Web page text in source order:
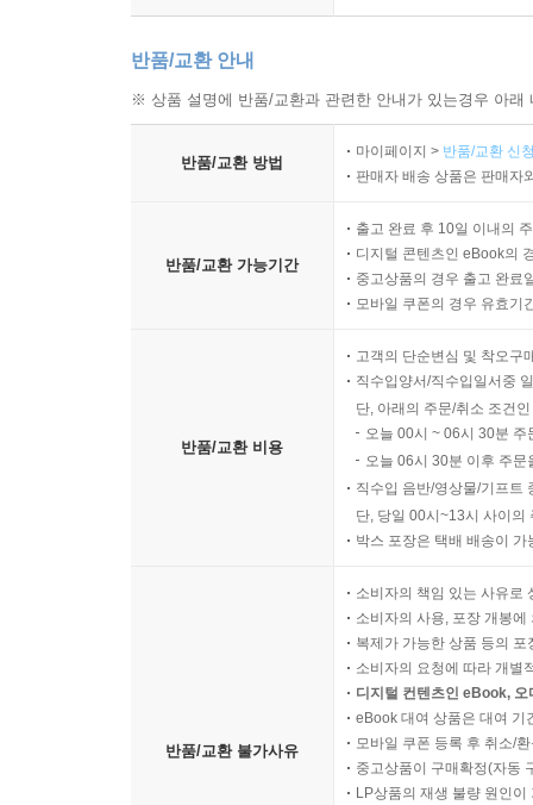
반품/교환 안내
※ 상품 설명에 반품/교환과 관련한 안내가 있는경우 아
반품/교환 방법
마이페이지 > 반품/교환 신
판매자 배송 상품은 판매자
반품/교환 가능기간
출고 완료 후 10일 이내의
디지털 콘텐츠인 eBook의
중고상품의 경우 출고 완료
모바일 쿠폰의 경우 유효기
반품/교환 비용
고객의 단순변심 및 착오구
직수입양서/직수입일서중
단, 아래의 주문/취소 조건
오늘 00시 ~ 06시 30분
오늘 06시 30분 이후 주
직수입 음반/영상물/기프트
단, 당일 00시~13시 사이의
박스 포장은 택배 배송이
반품/교환 불가사유
소비자의 책임 있는 사유로
소비자의 사용, 포장 개봉
복제가 가능한 상품 등의
소비자의 요청에 따라 개별
디지털 컨텐츠인 eBook,
eBook 대여 상품은 대여 기
모바일 쿠폰 등록 후 취소/
중고상품이 구매확정(자동
LP상품의 재생 불량 원인